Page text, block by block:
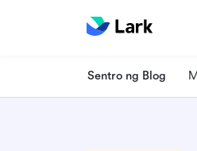
Sentro ng Blog